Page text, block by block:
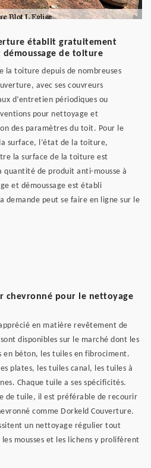
établit gratuitement
de toiture
la toiture depuis de nombreuses
avec ses couvreurs
d’entretien périodiques ou
pour nettoyage et
des paramètres du toit. Pour le
surface, l’état de la toiture,
la surface de la toiture est
quantité de produit anti-mousse à
et démoussage est établi
demande peut se faire en ligne sur le
chevronné pour le nettoyage
en matière revêtement de
disponibles sur le marché dont les
béton, les tuiles en fibrociment.
plates, les tuiles canal, les tuiles à
Chaque tuile a ses spécificités.
de tuile, il est préférable de recourir
comme Dorkeld Couverture.
un nettoyage régulier tout
mousses et les lichens y prolifèrent